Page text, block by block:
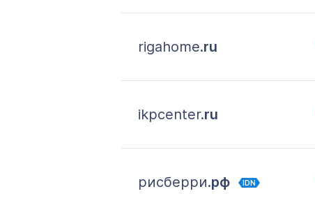
rigahome.ru
ikpcenter.ru
рисберри.рф IDN